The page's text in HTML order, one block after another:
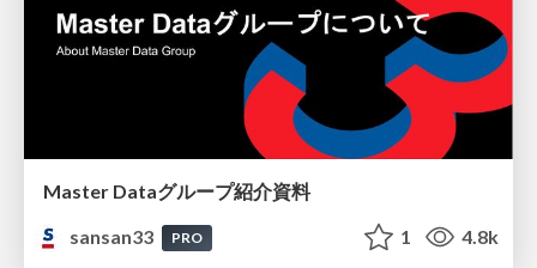
Master Dataグループ紹介資料
sansan33
PRO 1 4.8k